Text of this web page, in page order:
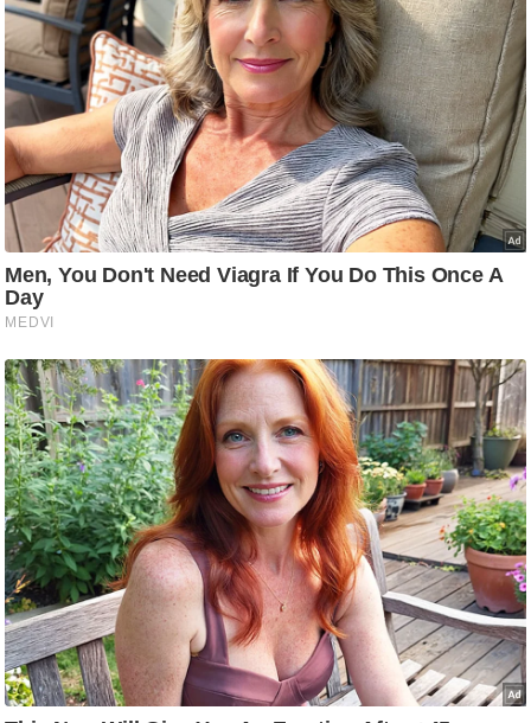
/
फै
श
न
घ
रे
स्खे
प
ट
न
स्थ
ल
फि
ट
ने
स
मं
त्रा
रि